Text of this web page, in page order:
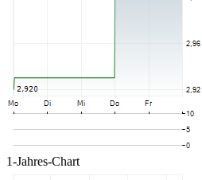
1-Jahres-Chart